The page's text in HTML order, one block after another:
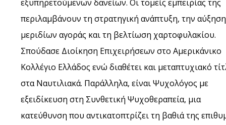
εξυπηρετούμενων δανείων. Οι τομείς εμπειρίας της
περιλαμβάνουν τη στρατηγική ανάπτυξη, την αύξηση
μεριδίων αγοράς και τη βελτίωση χαρτοφυλακίου.
Σπούδασε Διοίκηση Επιχειρήσεων στο Αμερικάνικο
Κολλέγιο Ελλάδος ενώ διαθέτει και μεταπτυχιακό
στα Ναυτιλιακά. Παράλληλα, είναι Ψυχολόγος με
εξειδίκευση στη Συνθετική Ψυχοθεραπεία, μια
κατεύθυνση που αντικατοπτρίζει τη βαθιά της